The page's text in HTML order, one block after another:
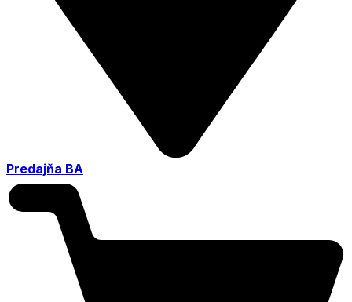
Predajňa BA